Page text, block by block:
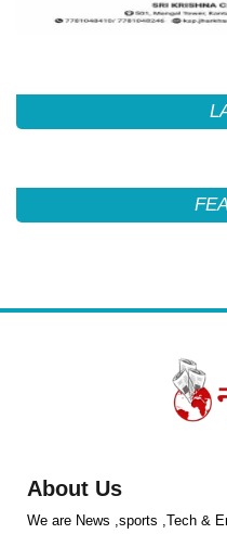
About Us
We are News ,sports ,Tech &